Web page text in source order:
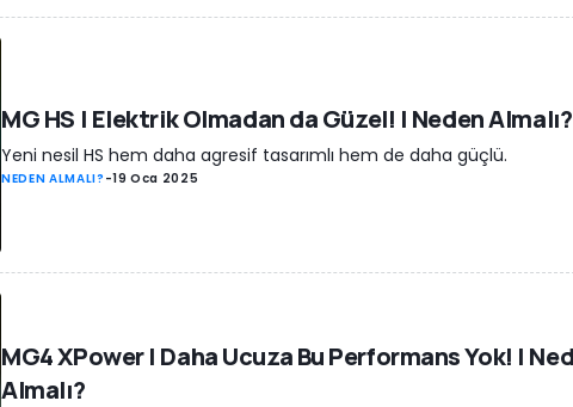
MG HS | Elektrik Olmadan da Güzel! | Neden Almalı?
Yeni nesil HS hem daha agresif tasarımlı hem de daha güçlü.
NEDEN ALMALI? -19 Oca 2025
MG4 XPower | Daha Ucuza Bu Performans Yok! |
Almalı?